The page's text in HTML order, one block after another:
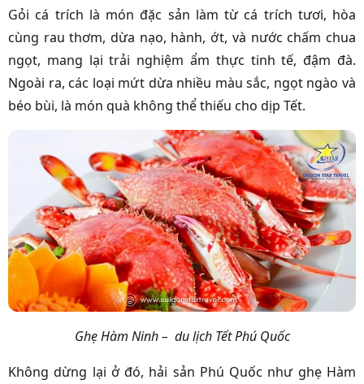
Gỏi cá trích là món đặc sản làm từ cá trích tươi, hòa
cùng rau thơm, dừa nạo, hành, ớt, và nước chấm chua
ngọt, mang lại trải nghiệm ẩm thực tinh tế, đậm đà.
Ngoài ra, các loại mứt dừa nhiều màu sắc, ngọt ngào và
béo bùi, là món quà không thể thiếu cho dịp Tết.
Ghẹ Hàm Ninh – du lịch Tết Phú Quốc
Không dừng lại ở đó, hải sản Phú Quốc như ghẹ Hàm